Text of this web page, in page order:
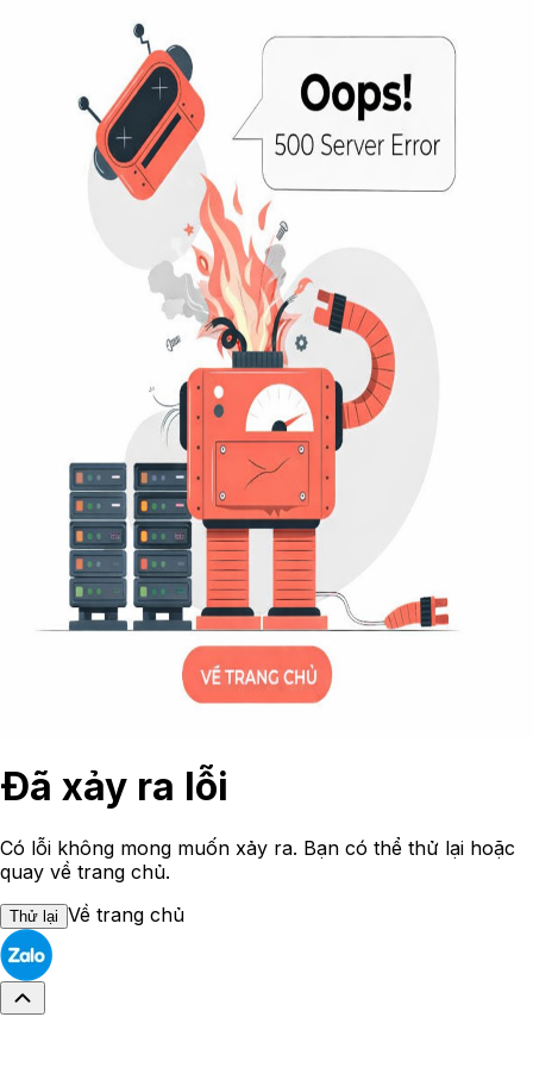
Đã xảy ra lỗi
Có lỗi không mong muốn xảy ra. Bạn có thể thử lại hoặc
quay về trang chủ.
Thử lại Về trang chủ